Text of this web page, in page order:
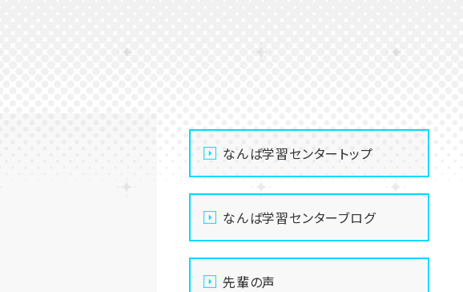
なんば学習センタートップ
なんば学習センターブログ
先輩の声